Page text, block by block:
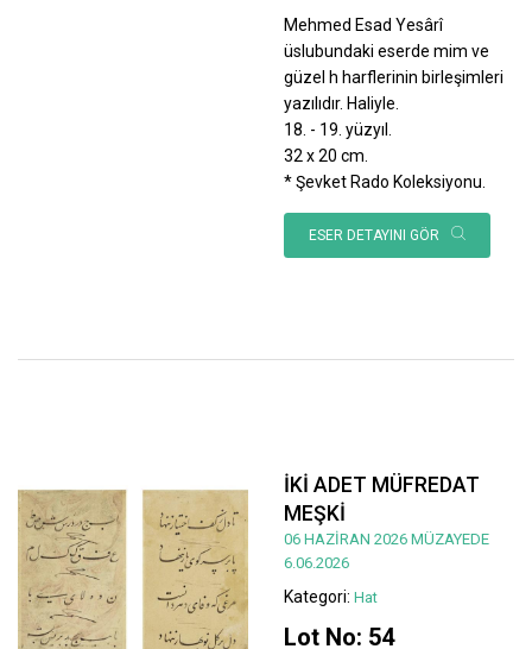
Mehmed Esad Yesârî
üslubundaki eserde mim ve
güzel h harflerinin birleşimleri
yazılıdır. Haliyle.
18. - 19. yüzyıl.
32 x 20 cm.
* Şevket Rado Koleksiyonu.
ESER DETAYINI GÖR
İKİ ADET MÜFREDAT
MEŞKİ
06 HAZİRAN 2026 MÜZAYEDE
6.06.2026
Kategori: Hat
Lot No: 54